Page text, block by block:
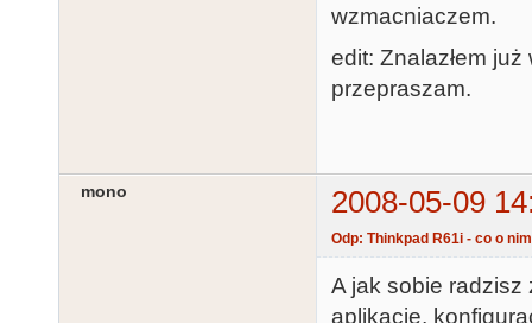
wzmacniaczem.
edit: Znalazłem
przepraszam.
mono 2008-05-09
Odp: Thinkpad R61i - co o
A jak sobie
aplikacje,